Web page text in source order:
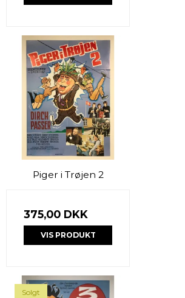
Piger i Trøjen 2
375,00 DKK
VIS PRODUKT
Solgt